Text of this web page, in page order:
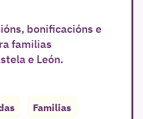
bonificacións e
familias
e León.
Familias